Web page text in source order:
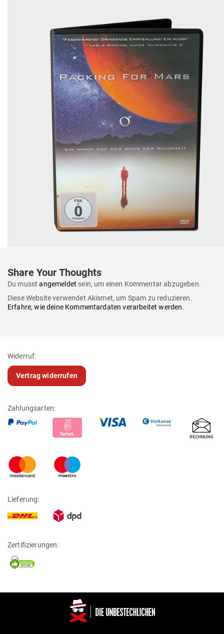
Share Your Thoughts
Du musstangemeldet sein, um einen Kommentar abzugeben.
Diese Website verwendet Akismet, um Spam zu reduzieren.
Erfahre, wie deine Kommentardaten verarbeitet werden.
Widerruf:
Vertrag widerrufen
Zahlungsarten:
Lieferung:
Zertifizierungen: